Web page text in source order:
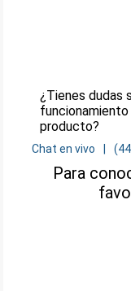
¿Tienes dudas
producto?
Chat en vivo
Para